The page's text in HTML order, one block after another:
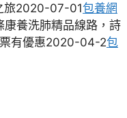
旅2020-07-01包養網
養洗肺精品線路，詩
有優惠2020-04-2包